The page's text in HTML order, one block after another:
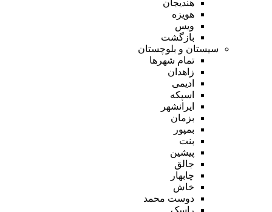
هندیجان
هویزه
ویس
بازگشت
سیستان و بلوچستان
تمام شهر‌ها
زاهدان
ادیمی
اسپکه
ایرانشهر
بزمان
بمپور
بنت
پیشین
جالق
چابهار
خاش
دوست محمد
راسک